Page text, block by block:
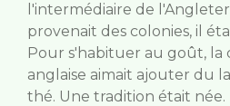
l'intermédiaire de
provenait des colonies, il
Pour s'habituer au goût, la
anglaise aimait ajouter du
thé. Une tradition était née.